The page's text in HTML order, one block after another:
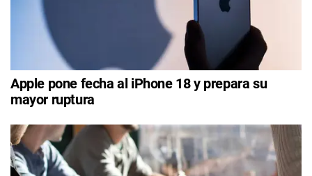
Apple pone fecha al iPhone 18 y prepara su
mayor ruptura